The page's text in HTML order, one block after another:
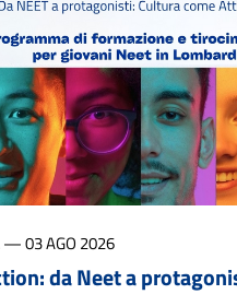
—03 AGO 2026
da Neet a